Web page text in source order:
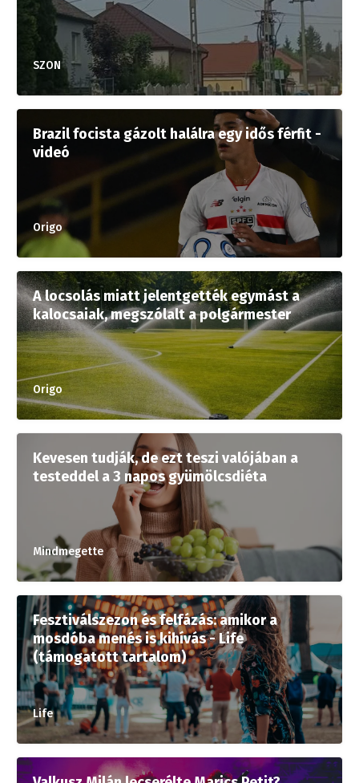
SZON
Brazil focista gázolt halálra egy idős férfit -
videó
Origo
A locsolás miatt jelentgették egymást a
kalocsaiak, megszólalt a polgármester
Origo
Kevesen tudják, de ezt teszi valójában a
testeddel a 3 napos gyümölcsdiéta
Mindmegette
Fesztiválszezon és felfázás: amikor a
mosdóba menés is kihívás - Life
(támogatott tartalom)
Life